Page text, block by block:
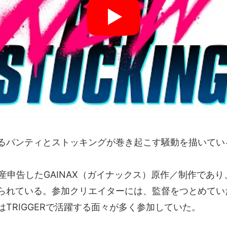
パンティとストッキングが巻き起こす騒動を描いて
申告したGAINAX（ガイナックス）原作／制作であり
れている。参加クリエイターには、監督をつとめてい
TRIGGERで活躍する面々が多く参加していた。